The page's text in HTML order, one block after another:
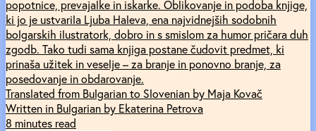
popotnice, prevajalke in iskarke. Oblikovanje in podoba knjige,
ki jo je ustvarila Ljuba Haleva, ena najvidnejših sodobnih
bolgarskih ilustratork, dobro in s smislom za humor pričara duh
zgodb. Tako tudi sama knjiga postane čudovit predmet, ki
prinaša užitek in veselje – za branje in ponovno branje, za
posedovanje in obdarovanje.
Translated from Bulgarian to Slovenian by Maja Kovač
Written in Bulgarian by Ekaterina Petrova
8 minutes read